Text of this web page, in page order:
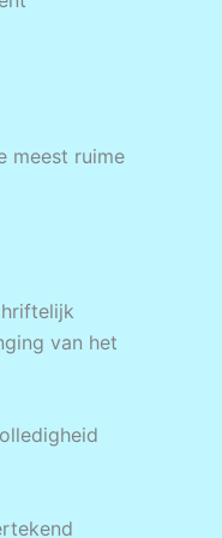
meest ruime
van het